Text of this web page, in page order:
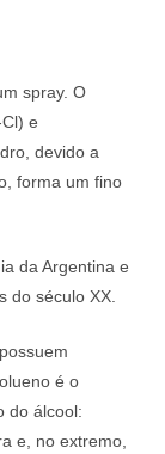
spray. O
e
devido a
forma um fino
da Argentina e
do século XX.
é o
do álcool:
e, no extremo,